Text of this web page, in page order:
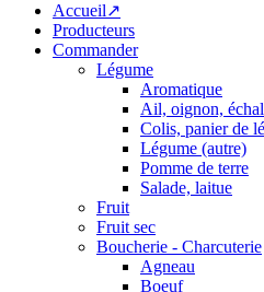
Accueil↗
Producteurs
Commander
Légume
Aromatique
Ail, oignon,
Colis, panier de
Légume (autre)
Pomme de terre
Salade, laitue
Fruit
Fruit sec
Boucherie - Charcuterie
Agneau
Boeuf